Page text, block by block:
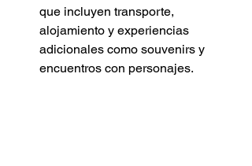
que incluyen transporte,
alojamiento y experiencias
adicionales como souvenirs y
encuentros con personajes.